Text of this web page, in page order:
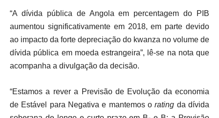
“A dívida pública de Angola em percentagem do PIB
aumentou significativamente em 2018, em parte devido
ao impacto da forte depreciação do kwanza no volume de
dívida pública em moeda estrangeira”, lê-se na nota que
acompanha a divulgação da decisão.
“Estamos a rever a Previsão de Evolução da economia
de Estável para Negativa e mantemos orating da dívida